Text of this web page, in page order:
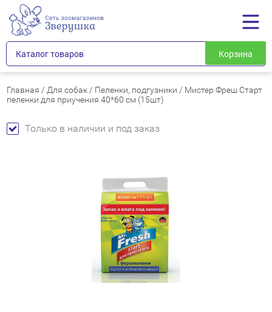
Каталог товаров Корзина
Главная / Для собак / Пеленки, подгузники / Мистер Фреш Старт
пеленки для приучения 40*60 см (15шт)
Только в наличии и под заказ